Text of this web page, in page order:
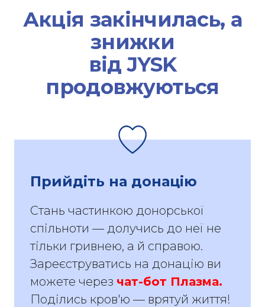
Акція закінчилась, а
знижки
від JYSK
продовжуються
Прийдіть на донацію
Стань частинкою донорської
спільноти — долучись до неї не
тільки гривнею, а й справою.
Зареєструватись на донацію ви
можете через чат-бот Плазма.
Поділись кров'ю — врятуй життя!